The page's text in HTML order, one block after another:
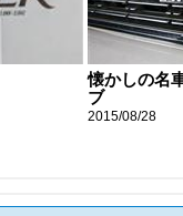
懐かしの名
ブ
2015/08/28